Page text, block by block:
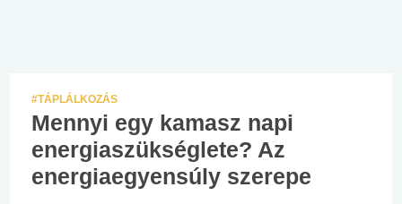
#TÁPLÁLKOZÁS
Mennyi egy kamasz napi
energiaszükséglete? Az
energiaegyensúly szerepe